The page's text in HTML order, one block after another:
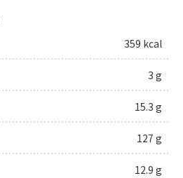
359 kcal
3 g
15.3 g
127 g
12.9 g